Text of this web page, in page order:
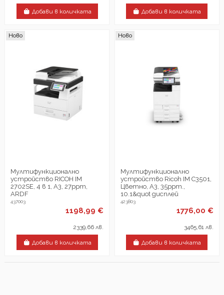
Добави в количката Добави в количката
Ново
Мултифункционалнo
устройствo RICOH IM
2702SE, 4 в 1, A3, 27ppm,
ARDF
437003
1198,99 €
2339,66 лв.
Добави в количката
Ново
Мултифункционално
устройство Ricoh IM C3501,
Цветно, A3, 35ppm.,
10.1&quot дисплей
423803
1776,00 €
3465,61 лв.
Добави в количката